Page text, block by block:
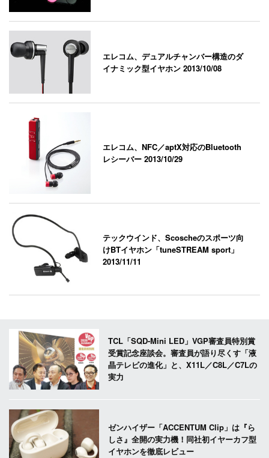
エレコム、デュアルチャンバー構造のダ
イナミック型イヤホン2013/10/08
エレコム、NFC／aptX対応のBluetooth
レシーバー2013/10/29
テックウインド、Scoscheのスポーツ向
けBTイヤホン「tuneSTREAM sport」
2013/11/11
TCL「SQD-Mini LED」VGP審査員特別賞
受賞記念座談会。審査員が語り尽くす「液
晶テレビの進化」と、X11L／C8L／C7Lの
実力
ゼンハイザー「ACCENTUM Clip」は『ら
しさ』全開の実力機！同社初イヤーカフ型
イヤホンを徹底レビュー